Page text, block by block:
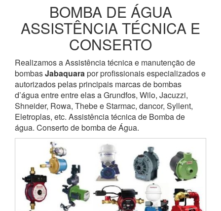
BOMBA DE ÁGUA
ASSISTÊNCIA TÉCNICA E
CONSERTO
Realizamos a Assistência técnica e manutenção de
bombasJabaquarapor profissionais especializados e
autorizados pelas principais marcas de bombas
d’água entre entre elas a Grundfos, Wilo, Jacuzzi,
Shneider, Rowa, Thebe e Starmac, dancor, Syllent,
Eletroplas, etc. Assistência técnica de Bomba de
água. Conserto de bomba de Água.